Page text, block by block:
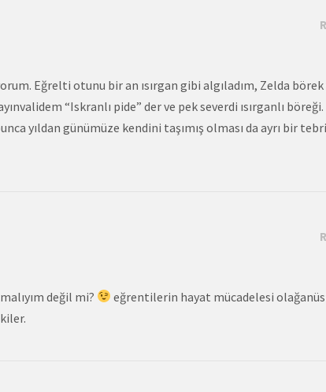
Eğrelti otunu bir an ısırgan gibi algıladım, Zelda börek
“Iskranlı pide” der ve pek severdi ısırganlı böreği.
yıldan günümüze kendini taşımış olması da ayrı bir
değil mi?
eğrentilerin hayat mücadelesi